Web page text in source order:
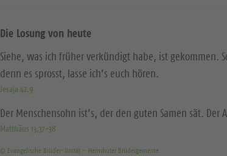
Die Losung von heute
Siehe, was ich früher verkündigt habe, ist gekommen.
denn es sprosst, lasse ich’s euch hören.
Jesaja 42,9
Der Menschensohn ist’s, der den guten Samen sät. Der
Matthäus 13,37-38
© Evangelische Brüder-Unität – Herrnhuter Brüdergemeine